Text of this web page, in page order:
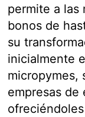
permite a las
bonos de
su
inicialmente
micropymes,
empresas de